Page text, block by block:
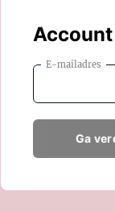
E-mailadres
Ga